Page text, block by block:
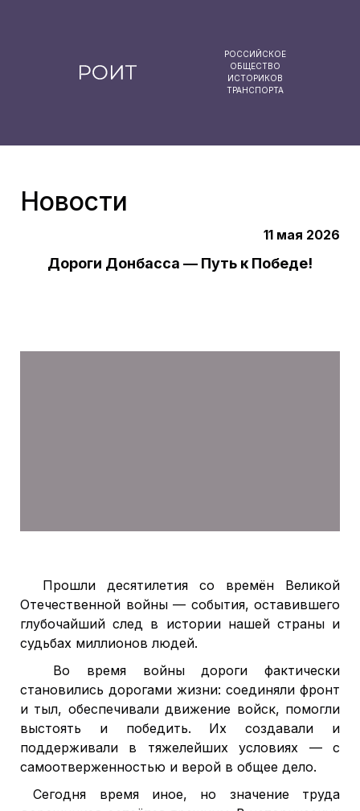
РОССИЙСКОЕ
ОБЩЕСТВО
ИСТОРИКОВ
ТРАНСПОРТА
Новости
11 мая 2026
Дороги Донбасса — Путь к Победе!
Прошли десятилетия со времён Великой
Отечественной войны — события, оставившего
глубочайший след в истории нашей страны и
судьбах миллионов людей.
Во время войны дороги фактически
становились дорогами жизни: соединяли фронт
и тыл, обеспечивали движение войск, помогли
выстоять и победить. Их создавали и
поддерживали в тяжелейших условиях — с
самоотверженностью и верой в общее дело.
Сегодня время иное, но значение труда